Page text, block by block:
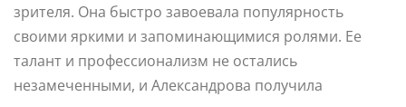
зрителя. Она быстро завоевала популярность
своими яркими и запоминающимися ролями. Ее
талант и профессионализм не остались
незамеченными, и Александрова получила